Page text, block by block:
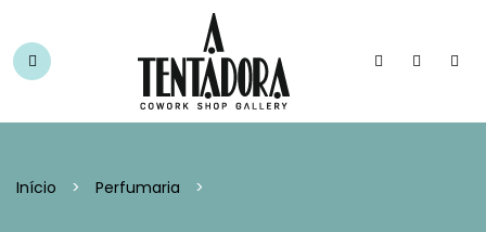
Início > Perfumaria >